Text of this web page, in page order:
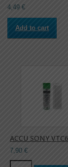
4,49 €
Add to cart
ACCU SONY
7,90 €